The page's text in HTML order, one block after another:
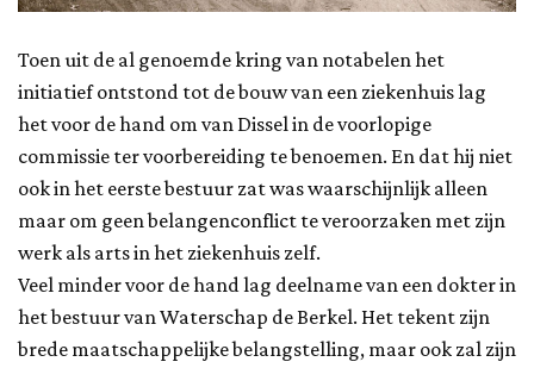
Toen uit de al genoemde kring van notabelen het
initiatief ontstond tot de bouw van een ziekenhuis lag
het voor de hand om van Dissel in de voorlopige
commissie ter voorbereiding te benoemen. En dat hij niet
ook in het eerste bestuur zat was waarschijnlijk alleen
maar om geen belangenconflict te veroorzaken met zijn
werk als arts in het ziekenhuis zelf.
Veel minder voor de hand lag deelname van een dokter in
het bestuur van Waterschap de Berkel. Het tekent zijn
brede maatschappelijke belangstelling, maar ook zal zijn